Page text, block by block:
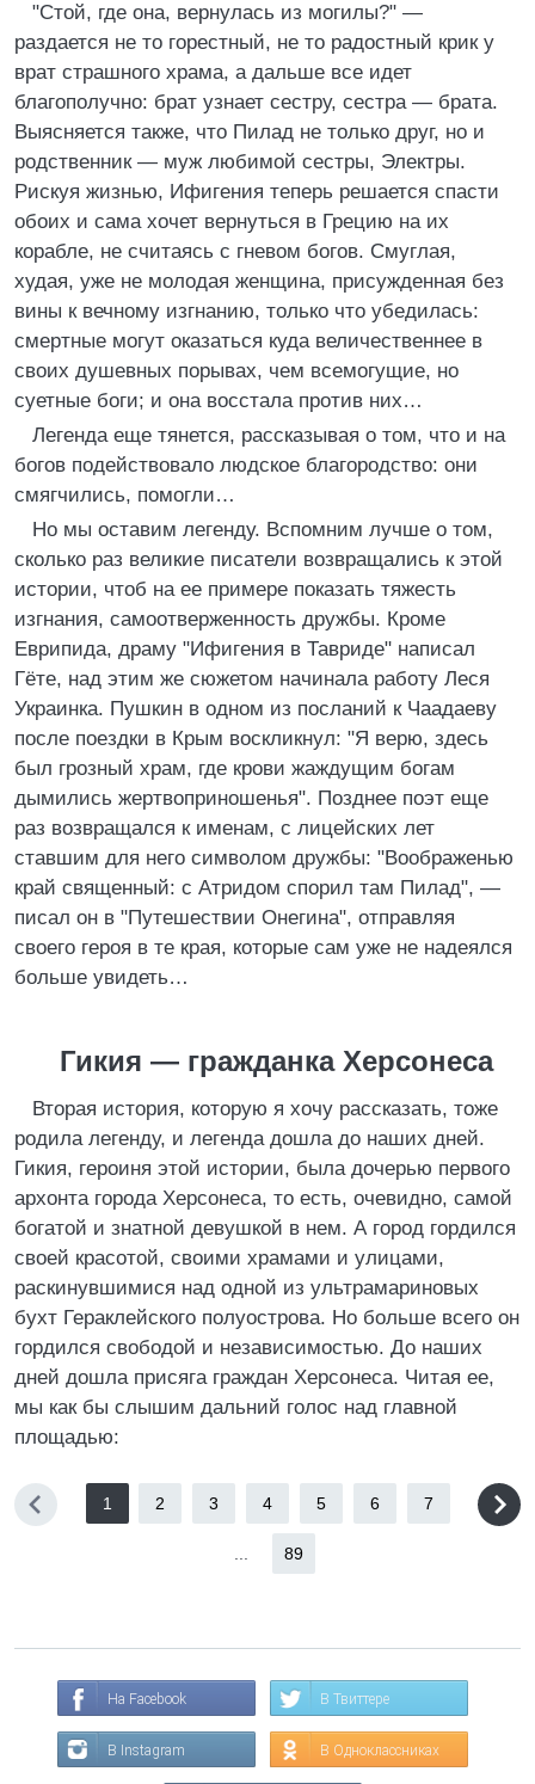
"Стой, где она, вернулась из могилы?" —
раздается не то горестный, не то радостный крик у
врат страшного храма, а дальше все идет
благополучно: брат узнает сестру, сестра — брата.
Выясняется также, что Пилад не только друг, но и
родственник — муж любимой сестры, Электры.
Рискуя жизнью, Ифигения теперь решается спасти
обоих и сама хочет вернуться в Грецию на их
корабле, не считаясь с гневом богов. Смуглая,
худая, уже не молодая женщина, присужденная без
вины к вечному изгнанию, только что убедилась:
смертные могут оказаться куда величественнее в
своих душевных порывах, чем всемогущие, но
суетные боги; и она восстала против них…
Легенда еще тянется, рассказывая о том, что и на
богов подействовало людское благородство: они
смягчились, помогли…
Но мы оставим легенду. Вспомним лучше о том,
сколько раз великие писатели возвращались к этой
истории, чтоб на ее примере показать тяжесть
изгнания, самоотверженность дружбы. Кроме
Еврипида, драму "Ифигения в Тавриде" написал
Гёте, над этим же сюжетом начинала работу Леся
Украинка. Пушкин в одном из посланий к Чаадаеву
после поездки в Крым воскликнул: "Я верю, здесь
был грозный храм, где крови жаждущим богам
дымились жертвоприношенья". Позднее поэт еще
раз возвращался к именам, с лицейских лет
ставшим для него символом дружбы: "Воображенью
край священный: с Атридом спорил там Пилад", —
писал он в "Путешествии Онегина", отправляя
своего героя в те края, которые сам уже не надеялся
больше увидеть…
Гикия — гражданка Херсонеса
Вторая история, которую я хочу рассказать, тоже
родила легенду, и легенда дошла до наших дней.
Гикия, героиня этой истории, была дочерью первого
архонта города Херсонеса, то есть, очевидно, самой
богатой и знатной девушкой в нем. А город гордился
своей красотой, своими храмами и улицами,
раскинувшимися над одной из ультрамариновых
бухт Гераклейского полуострова. Но больше всего он
гордился свободой и независимостью. До наших
дней дошла присяга граждан Херсонеса. Читая ее,
мы как бы слышим дальний голос над главной
площадью:
1 2 3 4 5 6 7
89
На Facebook В Твиттере
В Instagram В Одноклассниках